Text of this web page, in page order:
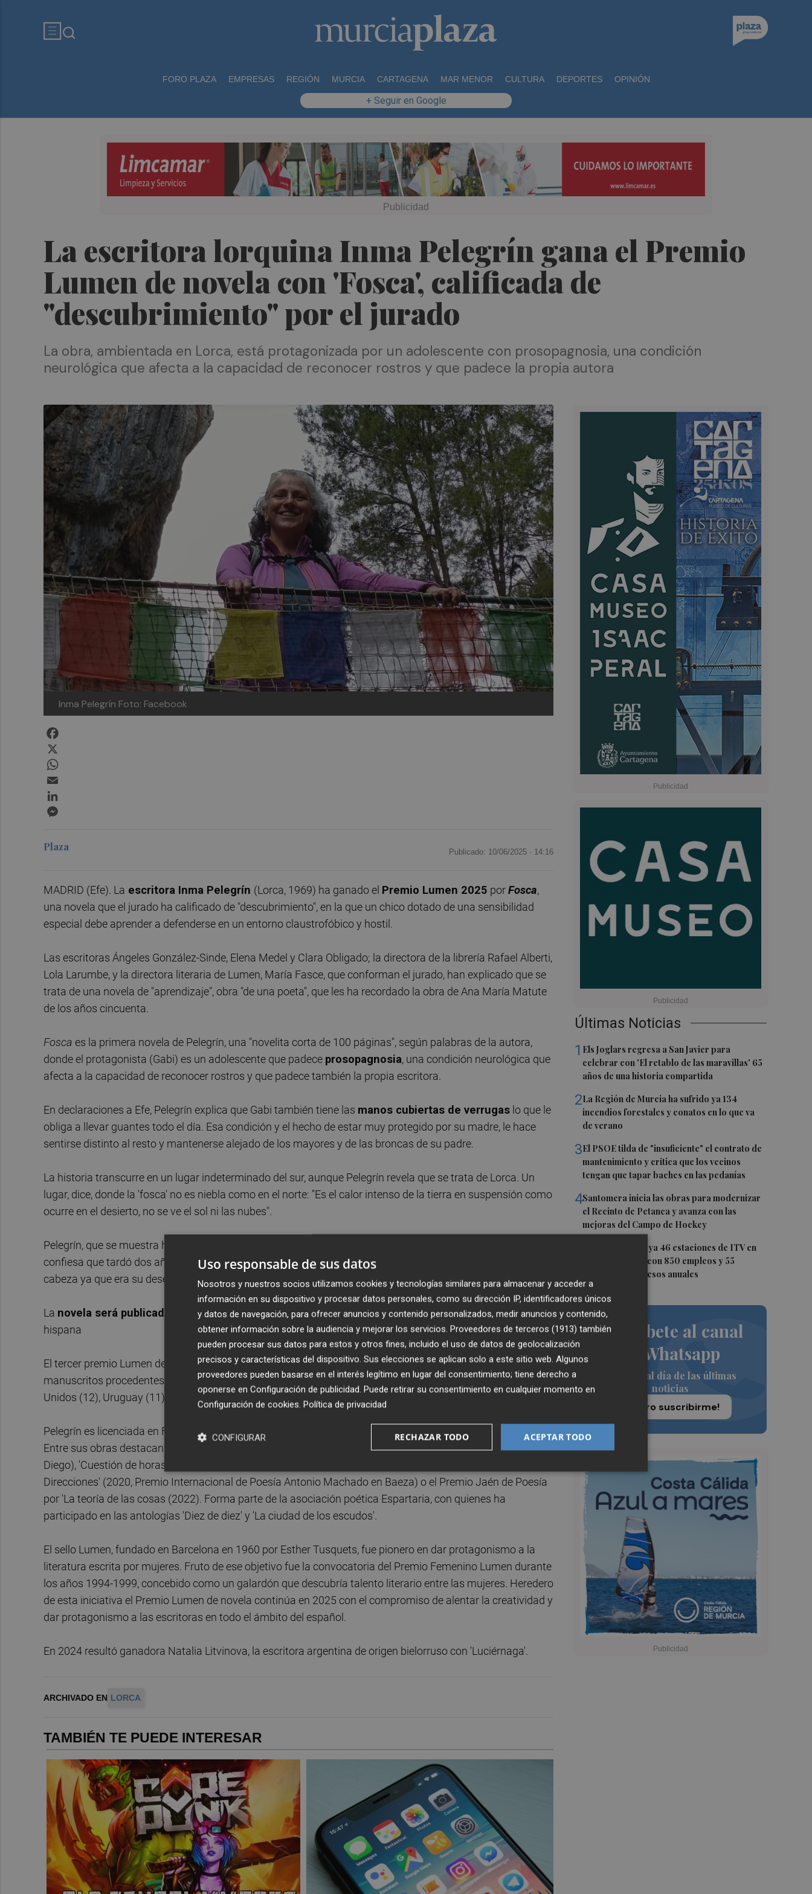
FORO PLAZA EMPRESAS REGIÓN MURCIA CARTAGENA MAR MENOR CULTURA DEPORTES OPINIÓN
+ Seguir en Google
La escritora lorquina Inma Pelegrín gana el Premio
Lumen de novela con 'Fosca', calificada de
"descubrimiento" por el jurado
La obra, ambientada en Lorca, está protagonizada por un adolescente con prosopagnosia, una condición
neurológica que afecta a la capacidad de reconocer rostros y que padece la propia autora
Inma Pelegrín Foto: Facebook
Últimas Noticias
1 Els Joglars regresa a San Javier para
celebrar con 'El retablo de las maravillas' 65
años de una historia compartida
2La Región de Murcia ha sufrido ya 134
incendios forestales y conatos en lo que va
de verano
3El PSOE tilda de "insuficiente" el contrato de
mantenimiento y critica que los vecinos
tengan que tapar baches en las pedanías
4Santomera inicia las obras para modernizar
el Recinto de Petanca y avanza con las
mejoras del Campo de Hockey
La Región suma ya 46 estaciones de ITV en
funcionamiento con 850 empleos y 55
millones de ingresos anuales
Suscríbete al canal
de Whatsapp
Siempre al día de las últimas
noticias
¡Quiero suscribirme!
Plaza Publicado: 10/06/2025 · 14:16
MADRID (Efe). La escritora Inma Pelegrín (Lorca, 1969) ha ganado el Premio Lumen 2025 porFosca,
una novela que el jurado ha calificado de "descubrimiento", en la que un chico dotado de una sensibilidad
especial debe aprender a defenderse en un entorno claustrofóbico y hostil.
Las escritoras Ángeles González-Sinde, Elena Medel y Clara Obligado; la directora de la librería Rafael Alberti,
Lola Larumbe, y la directora literaria de Lumen, María Fasce, que conforman el jurado, han explicado que se
trata de una novela de "aprendizaje", obra "de una poeta", que les ha recordado la obra de Ana María Matute
de los años cincuenta.
Fosca es la primera novela de Pelegrín, una "novelita corta de 100 páginas", según palabras de la autora,
donde el protagonista (Gabi) es un adolescente que padece prosopagnosia, una condición neurológica que
afecta a la capacidad de reconocer rostros y que padece también la propia escritora.
En declaraciones a Efe, Pelegrín explica que Gabi también tiene las manos cubiertas de verrugas lo que le
obliga a llevar guantes todo el día. Esa condición y el hecho de estar muy protegido por su madre, le hace
sentirse distinto al resto y mantenerse alejado de los mayores y de las broncas de su padre.
La historia transcurre en un lugar indeterminado del sur, aunque Pelegrín revela que se trata de Lorca. Un
lugar, dice, donde la 'fosca' no es niebla como en el norte: "Es el calor intenso de la tierra en suspensión como
ocurre en el desierto, no se ve el sol ni las nubes".
Pelegrín, que se muestra halagada por el hecho de que el jurado compare su universo con la obra de Matute,
confiesa que tardó dos años en escribir esta primera novela aunque durante mucho tiempo estuvo en su
cabeza ya que era su deseo: "La poesía siempre fue un accidente".
La novela será publicada el 25 de septiembre por la editorial Lumenen todo el territorio de habla
hispana
El tercer premio Lumen de Novela está dotado con 30.000 euros. En esta edición se han recibido 402
manuscritos procedentes de España (192), Argentina (79), México (46), Colombia (40), Chile (16), Estados
Unidos (12), Uruguay (11) y Perú (6).
Pelegrín es licenciada en Filosofía y Ciencias de la Educación y en Psicología y autora de libros de poesía.
Entre sus obras destacan 'Trapos sucios' (2008), 'Óxido' (2008, Premio Internacional de Poesía Gerardo
Diego), 'Cuestión de horas' (2012, Premio Hispanoamericano de Poesía Juan Ramón Jiménez),'Todas
Direcciones' (2020, Premio Internacional de Poesía Antonio Machado en Baeza) o el Premio Jaén de Poesía
por 'La teoría de las cosas (2022). Forma parte de la asociación poética Espartaria, con quienes ha
participado en las antologías 'Diez de diez' y 'La ciudad de los escudos'.
El sello Lumen, fundado en Barcelona en 1960 por Esther Tusquets, fue pionero en dar protagonismo a la
literatura escrita por mujeres. Fruto de ese objetivo fue la convocatoria del Premio Femenino Lumen durante
los años 1994-1999, concebido como un galardón que descubría talento literario entre las mujeres. Heredero
de esta iniciativa el Premio Lumen de novela continúa en 2025 con el compromiso de alentar la creatividad y
dar protagonismo a las escritoras en todo el ámbito del español.
En 2024 resultó ganadora Natalia Litvinova, la escritora argentina de origen bielorruso con 'Luciérnaga'.
ARCHIVADO EN LORCA
TAMBIÉN TE PUEDE INTERESAR
Uso responsable de sus datos
Nosotros y nuestros socios utilizamos cookies y tecnologías similares para almacenar y acceder a
información en su dispositivo y procesar datos personales, como su dirección IP, identificadores únicos
y datos de navegación, para ofrecer anuncios y contenido personalizados, medir anuncios y contenido,
obtener información sobre la audiencia y mejorar los servicios. Proveedores de terceros (1913) también
pueden procesar sus datos para estos y otros fines, incluido el uso de datos de geolocalización
precisos y características del dispositivo. Sus elecciones se aplican solo a este sitio web. Algunos
proveedores pueden basarse en el interés legítimo en lugar del consentimiento; tiene derecho a
oponerse en Configuración de publicidad. Puede retirar su consentimiento en cualquier momento en
Configuración de cookies. Política de privacidad
ACEPTAR TODO
RECHAZAR TODO
CONFIGURAR